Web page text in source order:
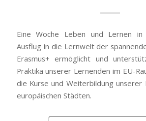
Eine Woche Leben und Lernen in
Ausflug in die Lernwelt der
Erasmus+ ermöglicht und
Praktika unserer Lernenden im EU-
die Kurse und Weiterbildung unserer
europäischen Städten.